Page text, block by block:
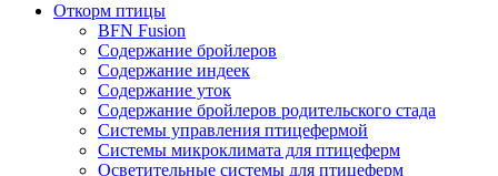
Откорм птицы
BFN Fusion
Содержание бройлеров
Содержание индеек
Содержание уток
Содержание бройлеров родительского стада
Системы управления птицефермой
Системы микроклимата для птицеферм
Осветительные системы для птицеферм